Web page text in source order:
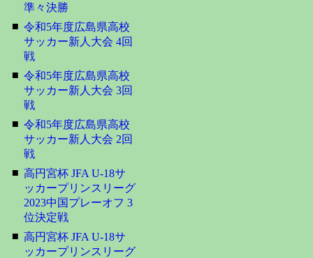
準々決勝
■ 令和5年度広島県高校
サッカー新人大会 4回
戦
■ 令和5年度広島県高校
サッカー新人大会 3回
戦
■ 令和5年度広島県高校
サッカー新人大会 2回
戦
■ 高円宮杯 JFA U-18サ
ッカープリンスリーグ
2023中国プレーオフ 3
位決定戦
■ 高円宮杯 JFA U-18サ
ッカープリンスリーグ